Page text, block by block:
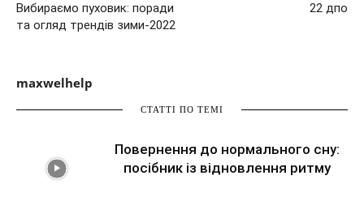
Вибираємо пуховик: поради
та огляд трендів зими-2022
22 дпо
maxwelhelp
СТАТТІ ПО ТЕМІ
Повернення до нормального сну:
посібник із відновлення ритму